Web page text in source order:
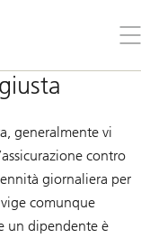
il
generalmente vi
contro
giornaliera per
comunque
un dipendente è